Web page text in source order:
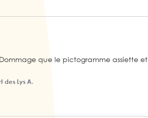
que le pictogramme assiette et
des Lys A.